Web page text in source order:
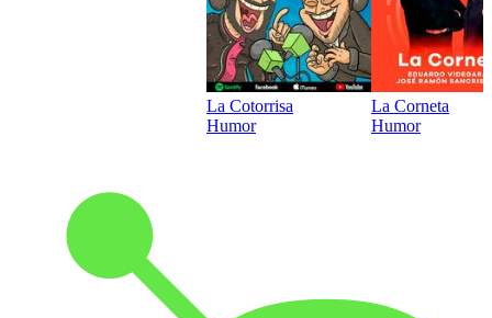
La Cotorrisa
Humor
La Corneta
Humor